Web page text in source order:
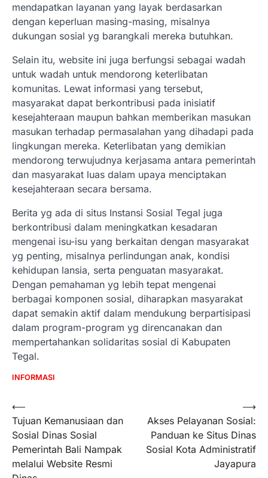
mendapatkan layanan yang layak berdasarkan
dengan keperluan masing-masing, misalnya
dukungan sosial yg barangkali mereka butuhkan.
Selain itu, website ini juga berfungsi sebagai wadah
untuk wadah untuk mendorong keterlibatan
komunitas. Lewat informasi yang tersebut,
masyarakat dapat berkontribusi pada inisiatif
kesejahteraan maupun bahkan memberikan masukan
masukan terhadap permasalahan yang dihadapi pada
lingkungan mereka. Keterlibatan yang demikian
mendorong terwujudnya kerjasama antara pemerintah
dan masyarakat luas dalam upaya menciptakan
kesejahteraan secara bersama.
Berita yg ada di situs Instansi Sosial Tegal juga
berkontribusi dalam meningkatkan kesadaran
mengenai isu-isu yang berkaitan dengan masyarakat
yg penting, misalnya perlindungan anak, kondisi
kehidupan lansia, serta penguatan masyarakat.
Dengan pemahaman yg lebih tepat mengenai
berbagai komponen sosial, diharapkan masyarakat
dapat semakin aktif dalam mendukung berpartisipasi
dalam program-program yg direncanakan dan
mempertahankan solidaritas sosial di Kabupaten
Tegal.
INFORMASI
Navigasi
pos
⟵
Tujuan Kemanusiaan dan
Sosial Dinas Sosial
Pemerintah Bali Nampak
melalui Website Resmi
Akses Pelayanan Sosial:
Panduan ke Situs Dinas
Sosial Kota Administratif
Jayapura
⟶